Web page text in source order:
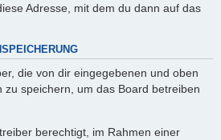
Adresse, mit dem du dann auf das
die von dir eingegebenen und oben
zu speichern, um das Board betreiben
berechtigt, im Rahmen einer